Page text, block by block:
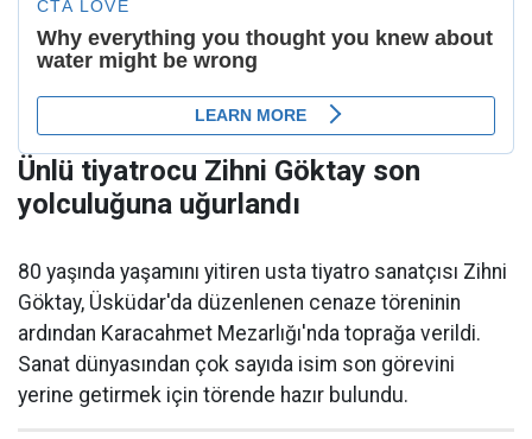
Ünlü tiyatrocu Zihni Göktay son
yolculuğuna uğurlandı
80 yaşında yaşamını yitiren usta tiyatro sanatçısı Zihni
Göktay, Üsküdar'da düzenlenen cenaze töreninin
ardından Karacahmet Mezarlığı'nda toprağa verildi.
Sanat dünyasından çok sayıda isim son görevini
yerine getirmek için törende hazır bulundu.